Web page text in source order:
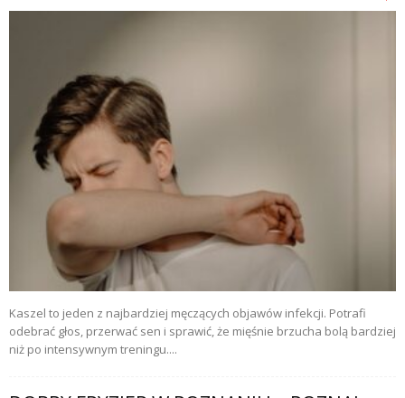
Kaszel to jeden z najbardziej męczących objawów infekcji. Potrafi
odebrać głos, przerwać sen i sprawić, że mięśnie brzucha bolą bardziej
niż po intensywnym treningu....